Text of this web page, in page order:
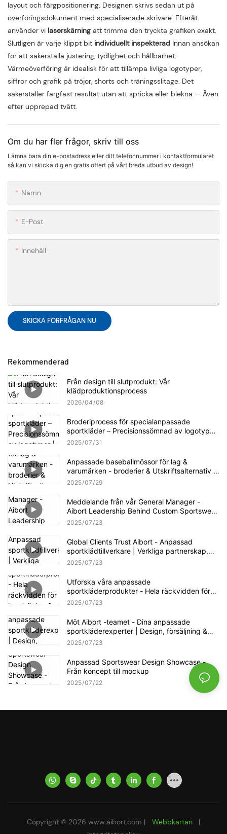
layout och färgpositionering. Designen skrivs sedan ut på
överföringsdokument med specialiserade skrivare. Efteråt
använder vi laserskärning att trimma den tryckta grafiken exakt.
Slutligen är varje klippt bit individuellt inspekterad Innan ansökan
för att säkerställa justering, tydlighet och hållbarhet.
Värmeöverföring är idealisk för att tillämpa livliga logotyper,
siffror och grafik på tröjor, shorts och träningsslitage. Det
säkerställer färgfast resultat utan att spricka eller blekna — Även
efter upprepad tvätt.
Om du har fler frågor, skriv till oss
Lämna bara din e-postadress eller ditt telefonnummer i kontaktformuläret
så kan vi skicka dig en gratis offert på vårt breda utbud av design!
Namn
E-Post
Innehåll
SKICKA FÖRFRÅGAN NU
Rekommenderad
Från design till slutprodukt: Vår
klädproduktionsprocess
2026 04 08
Broderiprocess för specialanpassade
sportkläder – Precisionssömnad av logotyper
| AIBORT Factory Craftsmanship
2025 07 31
Anpassade baseballmössor för lag &
varumärken - broderier & Utskriftsalternativ |
Aibort Cap Collection
2025 07 29
Meddelande från vår General Manager -
Aibort Leadership Behind Custom Sportswear
Success
2025 07 23
Global Clients Trust Aibort - Anpassad
sportklädtillverkare | Verkliga partnerskap,
verkliga resultat
2025 07 23
Utforska våra anpassade
sportkläderprodukter - Hela räckvidden för
lag, träning & evenemang | Aibort Apparel
2025 07 23
Möt Aibort -teamet - Dina anpassade
sportkläderexperter | Design, försäljning &
produktionsstöd
2025 07 23
Anpassad Sportswear Design Showcase -
Från koncept till mockup
2025 07 22
Copyright © 2026 www.aibort.com | Webbkartan
|